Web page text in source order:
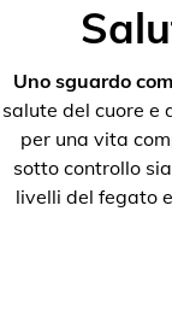
Uno sguardo
salute del cuore e
per una vita
sotto controllo
livelli del fegato